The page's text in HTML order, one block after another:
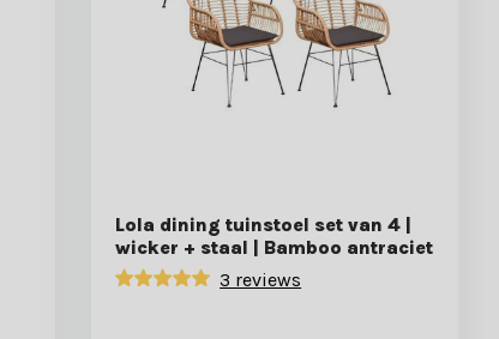
Lola dining tuinstoel set van 4 |
wicker + staal | Bamboo antraciet
3 reviews